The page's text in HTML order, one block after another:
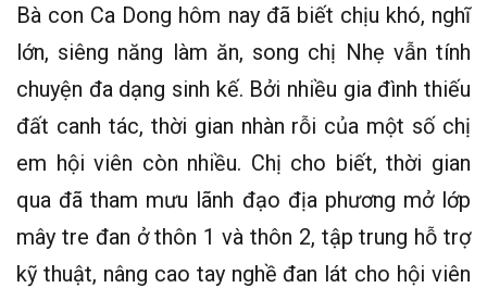
Bà con Ca Dong hôm nay đã biết chịu khó, nghĩ
lớn, siêng năng làm ăn, song chị Nhẹ vẫn tính
chuyện đa dạng sinh kế. Bởi nhiều gia đình thiếu
đất canh tác, thời gian nhàn rỗi của một số chị
em hội viên còn nhiều. Chị cho biết, thời gian
qua đã tham mưu lãnh đạo địa phương mở lớp
mây tre đan ở thôn 1 và thôn 2, tập trung hỗ trợ
kỹ thuật, nâng cao tay nghề đan lát cho hội viên